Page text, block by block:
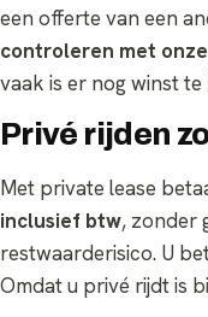
een offerte van een
controleren met
vaak is er nog winst
Privé rijden
Met private lease
inclusief btw, zonder
restwaarderisico. U
Omdat u privé rijdt is